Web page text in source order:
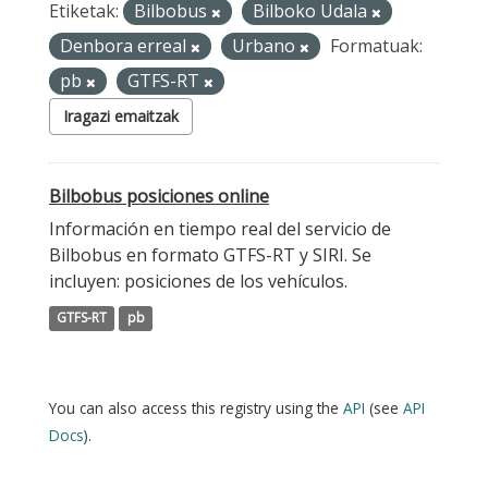
Etiketak: Bilbobus
Bilboko Udala
Denbora erreal
Urbano
Formatuak:
pb
GTFS-RT
Iragazi emaitzak
Bilbobus posiciones online
Información en tiempo real del servicio de
Bilbobus en formato GTFS-RT y SIRI. Se
incluyen: posiciones de los vehículos.
GTFS-RT pb
You can also access this registry using the API (see API
Docs).